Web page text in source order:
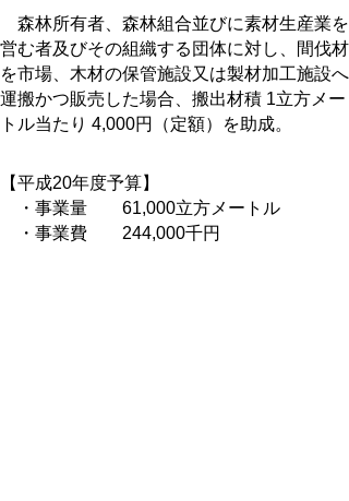
森林所有者、森林組合並びに素材生産業を
営む者及びその組織する団体に対し、間伐材
を市場、木材の保管施設又は製材加工施設へ
運搬かつ販売した場合、搬出材積 1立方メー
トル当たり 4,000円（定額）を助成。
【平成20年度予算】
・事業量 61,000立方メートル
・事業費 244,000千円